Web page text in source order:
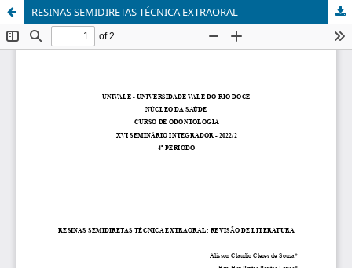
RESINAS SEMIDIRETAS TÉCNICA EXTRAORAL